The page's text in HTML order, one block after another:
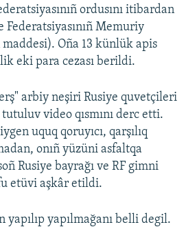
ordusını itibardan
Federatsiyasınıñ Memuriy
Oña 13 künlük apis
eki para cezası berildi.
arbiy neşiri Rusiye quvetçileri
tutuluv video qısmını derc etti.
uquq qoruyıcı, qarşılıq
onıñ yüzüni asfaltqa
Rusiye bayrağı ve RF gimni
etüvi aşkâr etildi.
yapılıp yapılmağanı belli degil.